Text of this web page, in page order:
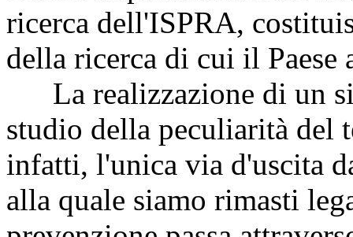
ricerca dell'ISPRA,
della ricerca di cui il Paese
La realizzazione di un
studio della peculiarità del
infatti, l'unica via d'uscita
alla quale siamo rimasti